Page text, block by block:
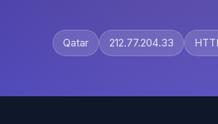
Qatar 212.77.204.33